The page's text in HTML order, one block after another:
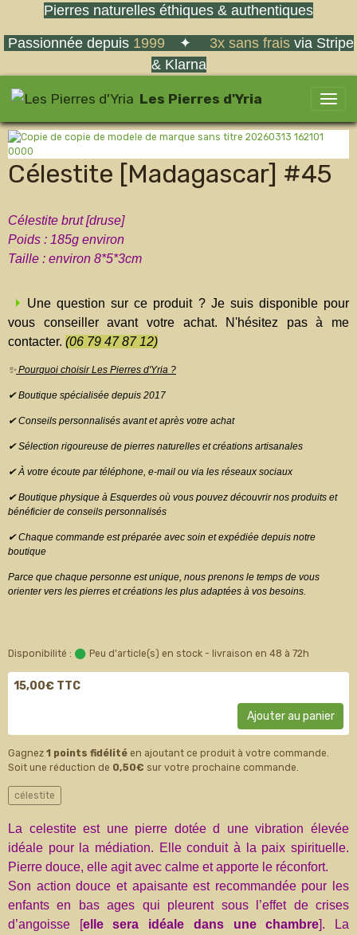
Pierres naturelles éthiques & authentiques
Passionnée depuis 1999 ✦ 3x sans fraisvia Stripe
& Klarna
Les Pierres d'Yria
Célestite [Madagascar] #45
Célestite brut [druse]
Poids : 185g environ
Taille : environ 8*5*3cm
Une question sur ce produit ? Je suis disponible pour
vous conseiller avant votre achat. N'hésitez pas à me
contacter. (06 79 47 87 12)
✨Pourquoi choisir Les Pierres d'Yria ?
✔ Boutique spécialisée depuis 2017
✔ Conseils personnalisés avant et après votre achat
✔ Sélection rigoureuse de pierres naturelles et créations artisanales
✔ À votre écoute par téléphone, e-mail ou via les réseaux sociaux
✔ Boutique physique à Esquerdes où vous pouvez découvrir nos produits et
bénéficier de conseils personnalisés
✔ Chaque commande est préparée avec soin et expédiée depuis notre
boutique
Parce que chaque personne est unique, nous prenons le temps de vous
orienter vers les pierres et créations les plus adaptées à vos besoins.
Disponibilité : Peu d'article(s) en stock - livraison en 48 à 72h
15,00€ TTC
Ajouter au panier
Gagnez 1 points fidélité en ajoutant ce produit à votre commande.
Soit une réduction de 0,50€ sur votre prochaine commande.
célestite
La celestite est une pierre dotée d une vibration élevée
idéale pour la médiation. Elle conduit à la paix spirituelle.
Pierre douce, elle agit avec calme et apporte le réconfort.
Son action douce et apaisante est recommandée pour les
enfants en bas ages qui pleurent sous l’effet de crises
d’angoisse [elle sera idéale dans une chambre]. La